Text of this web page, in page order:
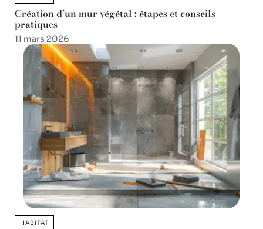
Création d’un mur végétal : étapes et conseils
pratiques
11 mars 2026
HABITAT